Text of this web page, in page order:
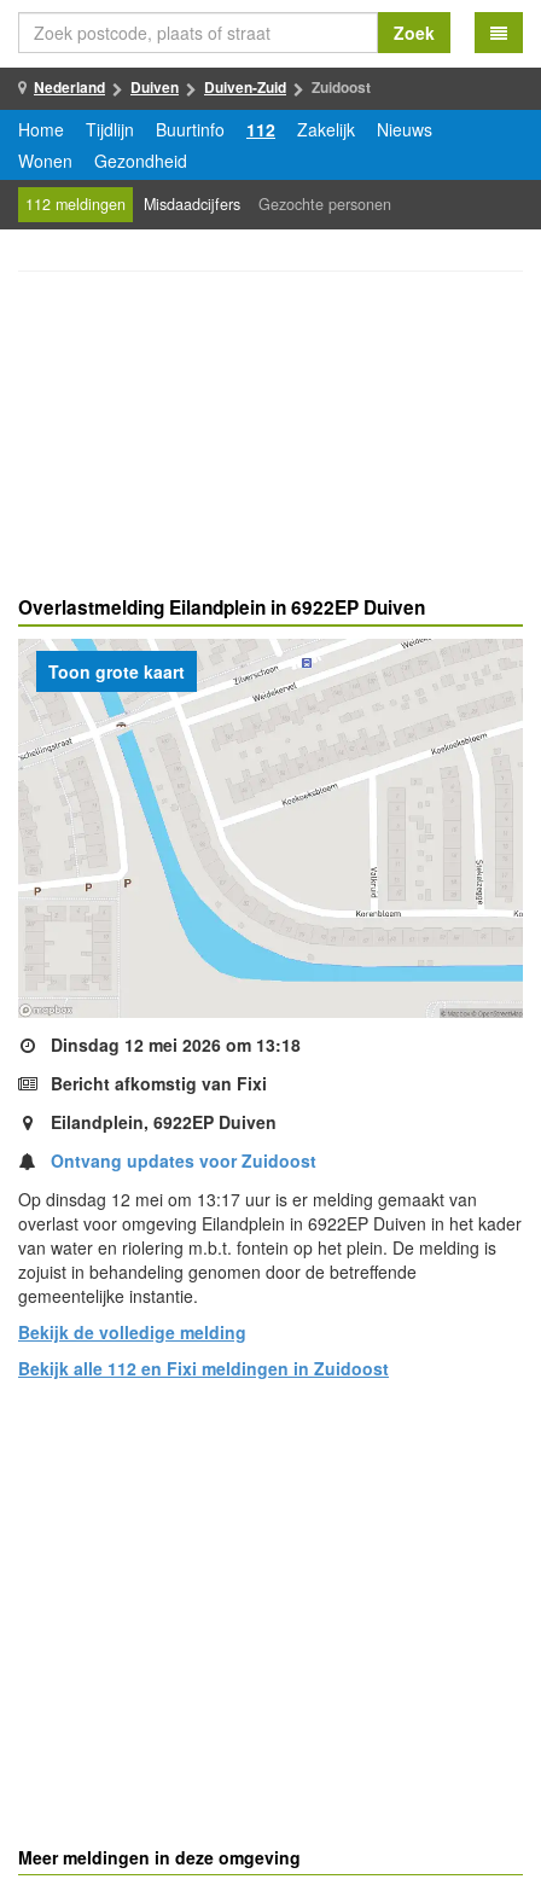
Zoek
Nederland Duiven Duiven-Zuid Zuidoost
Home Tijdlijn Buurtinfo 112 Zakelijk
Nieuws
Wonen
Gezondheid
112 meldingen Misdaadcijfers Gezochte personen
Overlastmelding Eilandplein in 6922EP Duiven
Dinsdag 12 mei 2026 om 13:18
Bericht afkomstig van Fixi
Eilandplein, 6922EP Duiven
Ontvang updates voor Zuidoost
Op dinsdag 12 mei om 13:17 uur is er melding gemaakt van
overlast voor omgeving Eilandplein in 6922EP Duiven in het kader
van water en riolering m.b.t. fontein op het plein. De melding is
zojuist in behandeling genomen door de betreffende
gemeentelijke instantie.
Bekijk de volledige melding
Bekijk alle 112 en Fixi meldingen in Zuidoost
Toon grote kaart
Meer meldingen in deze omgeving